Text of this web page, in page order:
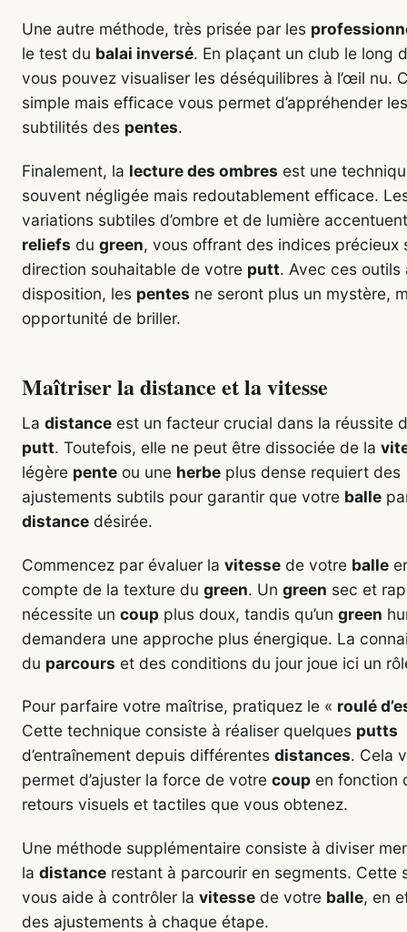
Une autre méthode, très prisée par les
le test du balai inversé. En plaçant un club le long
vous pouvez visualiser les déséquilibres à l’œil nu.
simple mais efficace vous permet d’appréhender les
subtilités des pentes.
Finalement, la lecture des ombres est une
souvent négligée mais redoutablement efficace.
variations subtiles d’ombre et de lumière
reliefs du green, vous offrant des indices précieux
direction souhaitable de votre putt. Avec ces outils
disposition, les pentes ne seront plus un mystère,
opportunité de briller.
Maîtriser la distance et la vitesse
La distance est un facteur crucial dans la réussite
putt. Toutefois, elle ne peut être dissociée de la
légère pente ou une herbe plus dense requiert des
ajustements subtils pour garantir que votre balle
distance désirée.
Commencez par évaluer la vitesse de votre balle
compte de la texture du green. Un green sec et
nécessite un coup plus doux, tandis qu’un green
demandera une approche plus énergique. La
du parcours et des conditions du jour joue ici un
Pour parfaire votre maîtrise, pratiquez le « roulé
Cette technique consiste à réaliser quelques putts
d’entraînement depuis différentes distances. Cela
permet d’ajuster la force de votre coup en fonction
retours visuels et tactiles que vous obtenez.
Une méthode supplémentaire consiste à diviser
la distance restant à parcourir en segments. Cette
vous aide à contrôler la vitesse de votre balle, en
des ajustements à chaque étape.